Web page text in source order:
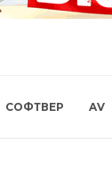
СОФТВЕР AV